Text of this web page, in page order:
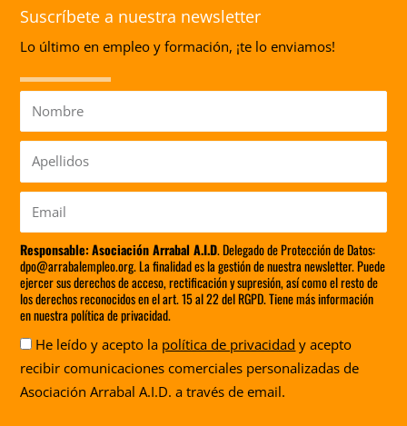
Suscríbete a nuestra newsletter
Lo último en empleo y formación, ¡te lo enviamos!
Nombre
Apellidos
Responsable: Asociación Arrabal A.I.D. Delegado de Protección de Datos:
dpo@arrabalempleo.org. La finalidad es la gestión de nuestra newsletter. Puede
ejercer sus derechos de acceso, rectificación y supresión, así como el resto de
los derechos reconocidos en el art. 15 al 22 del RGPD. Tiene más información
en nuestra política de privacidad.
Aceptación
He leído y acepto la política de privacidad y acepto
recibir comunicaciones comerciales personalizadas de
Asociación Arrabal A.I.D. a través de email.